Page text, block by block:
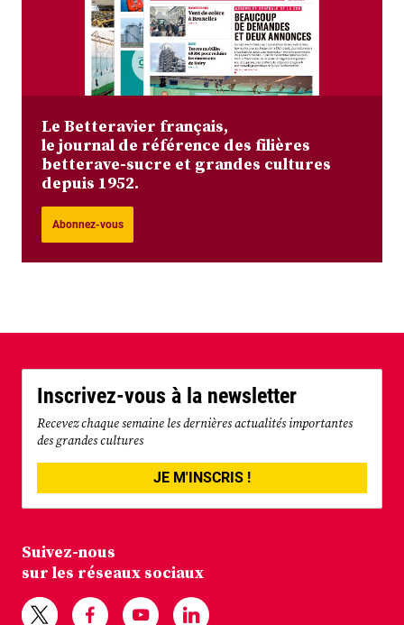
Le Betteravier français,
le journal de référence des filières
betterave-sucre et grandes cultures
depuis 1952.
Abonnez-vous
Inscrivez-vous à la newsletter
Recevez chaque semaine les dernières actualités importantes
des grandes cultures
JE M'INSCRIS !
Suivez-nous
sur les réseaux sociaux